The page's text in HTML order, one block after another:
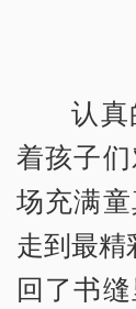
认
着孩子
场充满
走到最精
回了书